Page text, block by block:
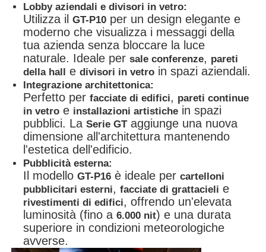
Lobby aziendali e divisori in vetro:
Utilizza ilGT-P10 per un design elegante e
moderno che visualizza i messaggi della
tua azienda senza bloccare la luce
naturale. Ideale persale conferenze, pareti
della hall edivisori in vetro in spazi aziendali.
Integrazione architettonica:
Perfetto perfacciate di edifici, pareti continue
in vetro e installazioni artistiche in spazi
pubblici. LaSerie GTaggiunge una nuova
dimensione all'architettura mantenendo
l'estetica dell'edificio.
Pubblicità esterna:
Il modelloGT-P16 è ideale percartelloni
pubblicitari esterni,facciate di grattacieli e
rivestimenti di edifici, offrendo un'elevata
luminosità (fino a6.000 nit) e una durata
superiore in condizioni meteorologiche
avverse.